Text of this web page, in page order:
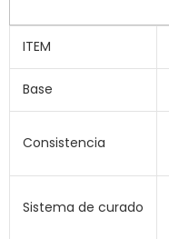
ITEM
Base
Consistencia
Sistema de curado